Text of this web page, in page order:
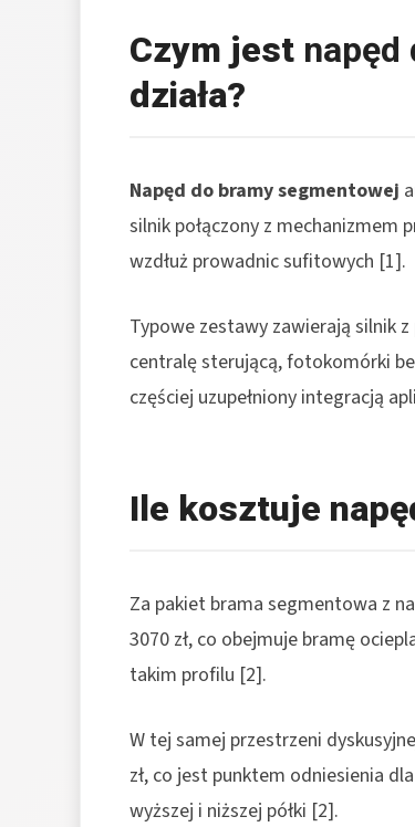
Czym jest napęd
działa?
Napęd do bramy segmentowej
silnik połączony z mechanizmem
wzdłuż prowadnic sufitowych [1].
Typowe zestawy zawierają silnik
centralę sterującą, fotokomórki
częściej uzupełniony integracją
Ile kosztuje
Za pakiet brama segmentowa z
3070 zł, co obejmuje bramę
takim profilu [2].
W tej samej przestrzeni
zł, co jest punktem odniesienia
wyższej i niższej półki [2].